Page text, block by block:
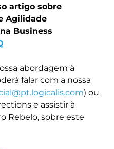
artigo sobre
Agilidade
Business
abordagem à
falar com a nossa
) ou
e assistir à
Rebelo, sobre este